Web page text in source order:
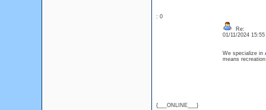
: 0
{___ONLINE___}
Re:
01/11/2024
We specialize in
means